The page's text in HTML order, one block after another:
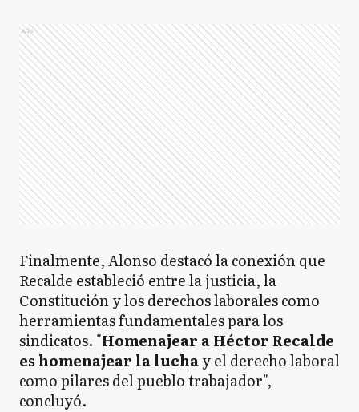
Ads
Finalmente, Alonso destacó la conexión que
Recalde estableció entre la justicia, la
Constitución y los derechos laborales como
herramientas fundamentales para los
sindicatos. "Homenajear a Héctor Recalde
es homenajear la luchay el derecho laboral
como pilares del pueblo trabajador",
concluyó.